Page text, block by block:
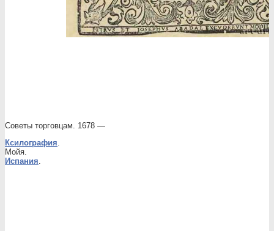
Советы торговцам. 1678 —
Ксилография.
Мойя.
Испания.